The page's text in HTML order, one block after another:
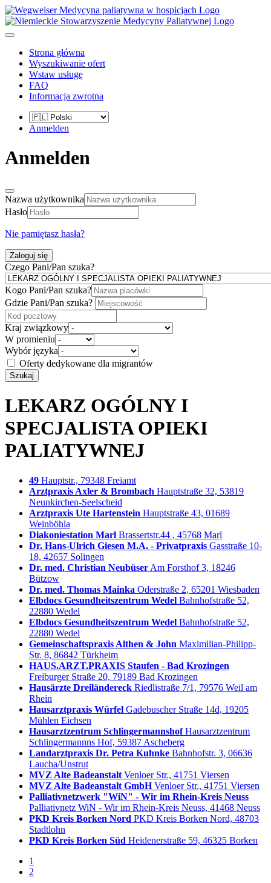
Strona główna
Wyszukiwanie ofert
Wstaw usługę
FAQ
Informacja zwrotna
Anmelden
Anmelden
Nazwa użytkownika
Hasło
Nie pamiętasz hasła?
Zaloguj się
Czego Pani/Pan szuka?
Kogo Pani/Pan szuka?
Gdzie Pani/Pan szuka?
Kraj związkowy
W promieniu
Wybór języka
Oferty dedykowane dla migrantów
Szukaj
LEKARZ OGÓLNY I
SPECJALISTA OPIEKI
PALIATYWNEJ
49 Hauptstr., 79348 Freiamt
Arztpraxis Axler & Brombach Hauptstraße 32, 53819
Neunkirchen-Seelscheid
Arztpraxis Ute Hartenstein Hauptstraße 43, 01689
Weinböhla
Diakoniestation Marl Brassertstr.44 , 45768 Marl
Dr. Hans-Ulrich Giesen M.A. - Privatpraxis Gasstraße 10-
18, 42657 Solingen
Dr. med. Christian Neubüser Am Forsthof 3, 18246
Bützow
Dr. med. Thomas Mainka Oderstraße 2, 65201 Wiesbaden
Elbdocs Gesundheitszentrum Wedel Bahnhofstraße 52,
22880 Wedel
Elbdocs Gesundheitszentrum Wedel Bahnhofstraße 52,
22880 Wedel
Gemeinschaftspraxis Althen & John Maximilian-Philipp-
Str. 8, 86842 Türkheim
HAUS.ARZT.PRAXIS Staufen - Bad Krozingen
Freiburger Straße 20, 79189 Bad Krozingen
Hausärzte Dreiländereck Riedlistraße 7/1, 79576 Weil am
Rhein
Hausarztpraxis Würfel Gadebuscher Straße 14d, 19205
Mühlen Eichsen
Hausarztzentrum Schlingermannshof Hausarztzentrum
Schlingermannns Hof, 59387 Ascheberg
Landarztpraxis Dr. Petra Kuhnke Bahnhofstr. 3, 06636
Laucha/Unstrut
MVZ Alte Badeanstalt Venloer Str., 41751 Viersen
MVZ Alte Badeanstalt GmbH Venloer Str., 41751 Viersen
Palliativnetzwerk "WiN" - Wir im Rhein-Kreis Neuss
Palliativnetz WiN - Wir im Rhein-Kreis Neuss, 41468 Neuss
PKD Kreis Borken Nord PKD Kreis Borken Nord, 48703
Stadtlohn
PKD Kreis Borken Süd Heidenerstraße 59, 46325 Borken
1
2